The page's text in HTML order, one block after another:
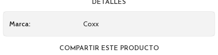
DETALLES
Marca: Coxx
COMPARTIR ESTE PRODUCTO